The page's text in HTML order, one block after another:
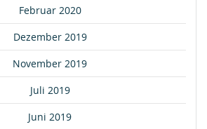
Februar 2020
Dezember 2019
November 2019
Juli 2019
Juni 2019